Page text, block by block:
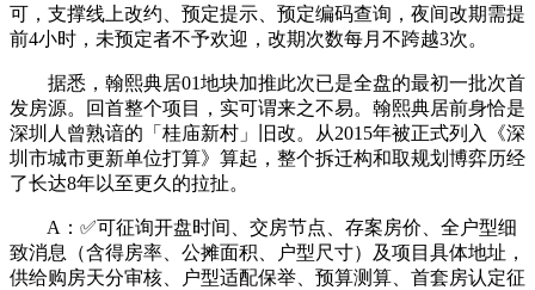
可，支撑线上改约、预定提示、预定编码查询，夜间改期需提
前4小时，未预定者不予欢迎，改期次数每月不跨越3次。
据悉，翰熙典居01地块加推此次已是全盘的最初一批次首
发房源。回首整个项目，实可谓来之不易。翰熙典居前身恰是
深圳人曾熟谙的「桂庙新村」旧改。从2015年被正式列入《深
圳市城市更新单位打算》算起，整个拆迁构和取规划博弈历经
了长达8年以至更久的拉扯。
A：✅可征询开盘时间、交房节点、存案房价、全户型细
致消息（含得房率、公摊面积、户型尺寸）及项目具体地址，
供给购房天分审核、户型适配保举、预算测算、首套房认定征